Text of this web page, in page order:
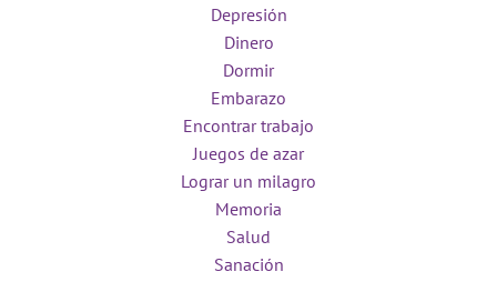
Depresión
Dinero
Dormir
Embarazo
Encontrar trabajo
Juegos de azar
Lograr un milagro
Memoria
Salud
Sanación